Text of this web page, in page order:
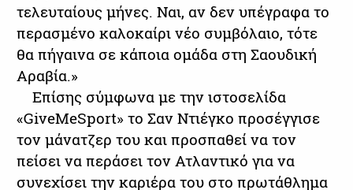
τελευταίους μήνες. Ναι, αν δεν υπέγραφα το
περασμένο καλοκαίρι νέο συμβόλαιο, τότε
θα πήγαινα σε κάποια ομάδα στη Σαουδική
Αραβία.»
Επίσης σύμφωνα με την ιστοσελίδα
«GiveMeSport» το Σαν Ντιέγκο προσέγγισε
τον μάνατζερ του και προσπαθεί να τον
πείσει να περάσει τον Ατλαντικό για να
συνεχίσει την καριέρα του στο πρωτάθλημα